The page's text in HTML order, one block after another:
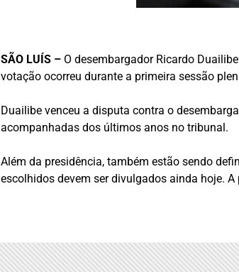
SÃO LUÍS – O desembargador Ricardo
votação ocorreu durante a primeira sessão
Duailibe venceu a disputa contra o
acompanhadas dos últimos anos no tribunal.
Além da presidência, também estão sendo
escolhidos devem ser divulgados ainda hoje.